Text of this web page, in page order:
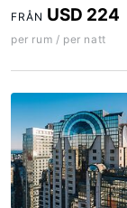
FRÅN USD 224
per rum / per natt